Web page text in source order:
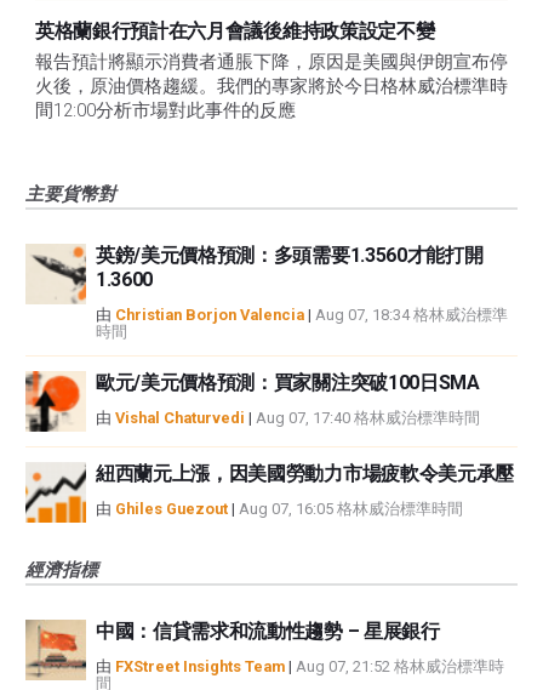
英格蘭銀行預計在六月會議後維持政策設定不變
報告預計將顯示消費者通脹下降，原因是美國與伊朗宣布停
火後，原油價格趨緩。我們的專家將於今日格林威治標準時
間12:00分析市場對此事件的反應
主要貨幣對
英鎊/美元價格預測：多頭需要1.3560才能打開
1.3600
由 Christian Borjon Valencia | Aug 07, 18:34 格林威治標準
時間
歐元/美元價格預測：買家關注突破100日SMA
由 Vishal Chaturvedi | Aug 07, 17:40 格林威治標準時間
紐西蘭元上漲，因美國勞動力市場疲軟令美元承壓
由 Ghiles Guezout | Aug 07, 16:05 格林威治標準時間
經濟指標
中國：信貸需求和流動性趨勢 – 星展銀行
由 FXStreet Insights Team | Aug 07, 21:52 格林威治標準時
間